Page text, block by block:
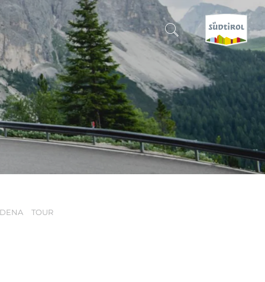
CERCA E PRENOTA
SCOPRI L'ALTO ADIGE
QUANDO?
-
TOUR